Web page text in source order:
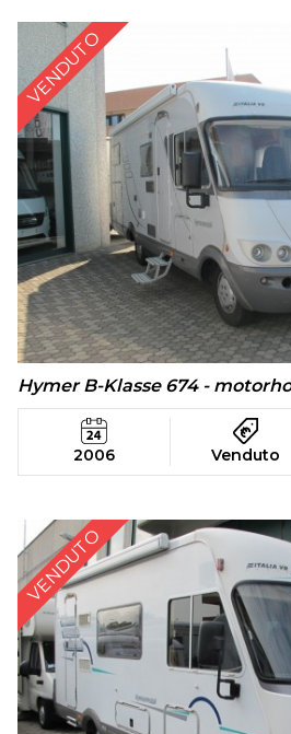
VENDUTO
Hymer B-Klasse 674 -
2006 Venduto
VENDUTO